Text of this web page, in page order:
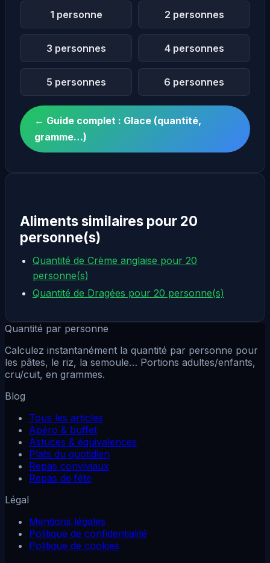
1 personne 2 personnes
3 personnes 4 personnes
5 personnes 6 personnes
← Guide complet : Glace (quantité,
gramme…)
Aliments similaires pour 20
personne(s)
Quantité de Crème anglaise pour 20
personne(s)
Quantité de Dragées pour 20 personne(s)
Quantité par personne
Calculez instantanément la quantité par personne pour
les pâtes, le riz, la semoule… Portions adultes/enfants,
cru/cuit, en grammes.
Blog
Tous les articles
Apéro & buffet
Astuces & équivalences
Plats du quotidien
Repas conviviaux
Repas de fête
Légal
Mentions légales
Politique de confidentialité
Politique de cookies